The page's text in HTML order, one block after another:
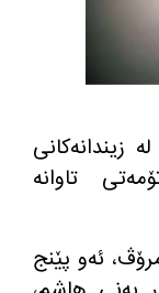
زیندانەکانی
تاوانە
ئەو پێنج